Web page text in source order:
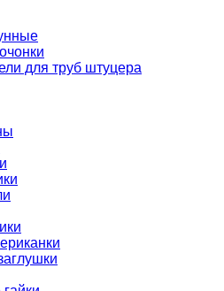
для труб штуцера